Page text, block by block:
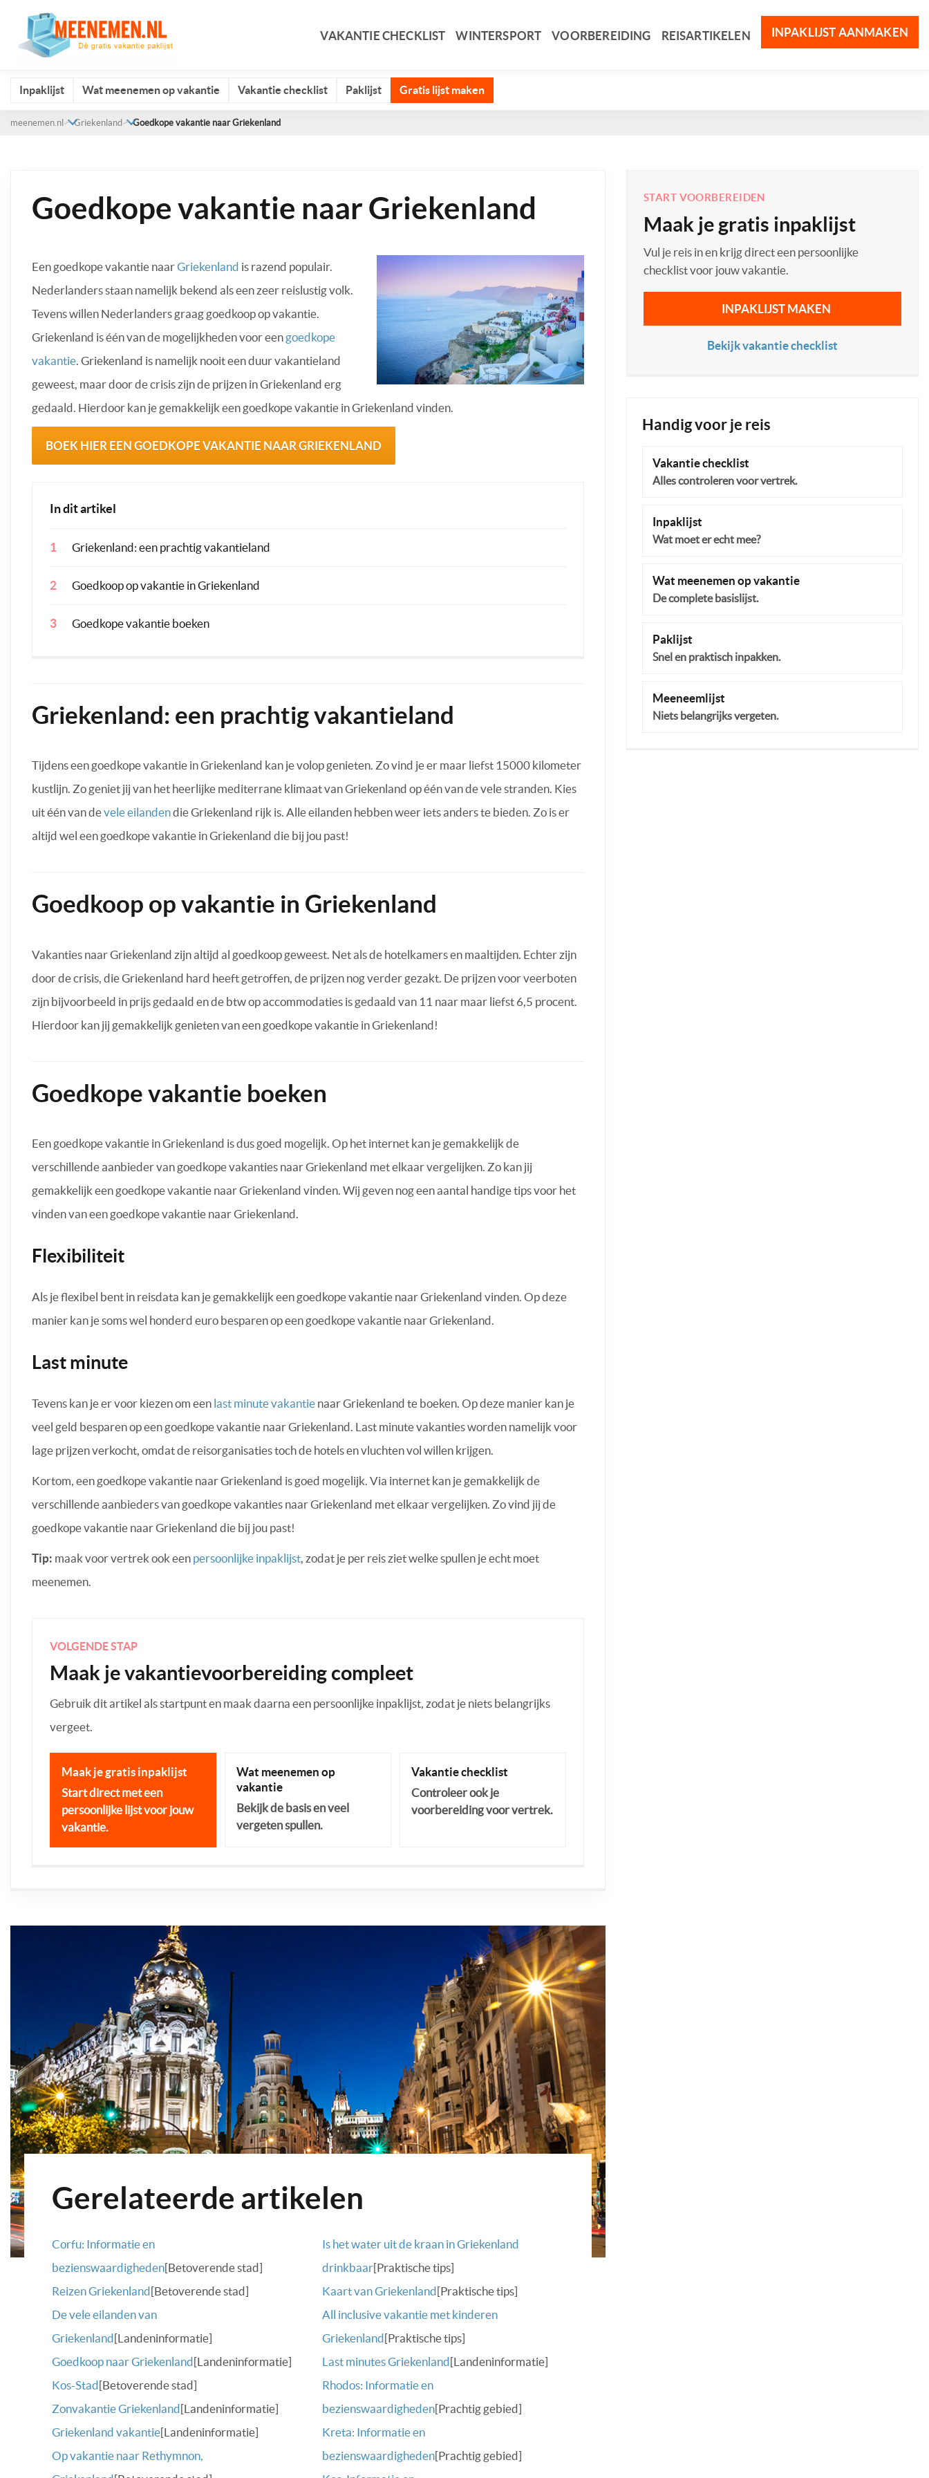
VAKANTIE CHECKLIST WINTERSPORT VOORBEREIDING REISARTIKELEN INPAKLIJST AANMAKEN
Inpaklijst Wat meenemen op vakantie Vakantie checklist Paklijst Gratis lijst maken
meenemen.nl Griekenland Goedkope vakantie naar Griekenland
Goedkope vakantie naar Griekenland
Een goedkope vakantie naarGriekenland is razend populair.
Nederlanders staan namelijk bekend als een zeer reislustig volk.
Tevens willen Nederlanders graag goedkoop op vakantie.
Griekenland is één van de mogelijkheden voor een goedkope
vakantie . Griekenland is namelijk nooit een duur vakantieland
geweest, maar door de crisis zijn de prijzen in Griekenland erg
gedaald. Hierdoor kan je gemakkelijk een goedkope vakantie in Griekenland vinden.
BOEK HIER EEN GOEDKOPE VAKANTIE NAAR GRIEKENLAND
In dit artikel
Griekenland: een prachtig vakantieland
Goedkoop op vakantie in Griekenland
Goedkope vakantie boeken
Griekenland: een prachtig vakantieland
Tijdens een goedkope vakantie in Griekenland kan je volop genieten. Zo vind je er maar liefst 15000 kilometer
kustlijn. Zo geniet jij van het heerlijke mediterrane klimaat van Griekenland op één van de vele stranden. Kies
uit één van devele eilandendie Griekenland rijk is. Alle eilanden hebben weer iets anders te bieden. Zo is er
altijd wel een goedkope vakantie in Griekenland die bij jou past!
Goedkoop op vakantie in Griekenland
Vakanties naar Griekenland zijn altijd al goedkoop geweest. Net als de hotelkamers en maaltijden. Echter zijn
door de crisis, die Griekenland hard heeft getroffen, de prijzen nog verder gezakt. De prijzen voor veerboten
zijn bijvoorbeeld in prijs gedaald en de btw op accommodaties is gedaald van 11 naar maar liefst 6,5 procent.
Hierdoor kan jij gemakkelijk genieten van een goedkope vakantie in Griekenland!
Goedkope vakantie boeken
Een goedkope vakantie in Griekenland is dus goed mogelijk. Op het internet kan je gemakkelijk de
verschillende aanbieder van goedkope vakanties naar Griekenland met elkaar vergelijken. Zo kan jij
gemakkelijk een goedkope vakantie naar Griekenland vinden. Wij geven nog een aantal handige tips voor het
vinden van een goedkope vakantie naar Griekenland.
Flexibiliteit
Als je flexibel bent in reisdata kan je gemakkelijk een goedkope vakantie naar Griekenland vinden. Op deze
manier kan je soms wel honderd euro besparen op een goedkope vakantie naar Griekenland.
Last minute
Tevens kan je er voor kiezen om een last minute vakantie naar Griekenland te boeken. Op deze manier kan je
veel geld besparen op een goedkope vakantie naar Griekenland. Last minute vakanties worden namelijk voor
lage prijzen verkocht, omdat de reisorganisaties toch de hotels en vluchten vol willen krijgen.
Kortom, een goedkope vakantie naar Griekenland is goed mogelijk. Via internet kan je gemakkelijk de
verschillende aanbieders van goedkope vakanties naar Griekenland met elkaar vergelijken. Zo vind jij de
goedkope vakantie naar Griekenland die bij jou past!
Tip: maak voor vertrek ook een persoonlijke inpaklijst, zodat je per reis ziet welke spullen je echt moet
meenemen.
VOLGENDE STAP
Maak je vakantievoorbereiding compleet
Gebruik dit artikel als startpunt en maak daarna een persoonlijke inpaklijst, zodat je niets belangrijks
vergeet.
Maak je gratis inpaklijst
Start direct met een
persoonlijke lijst voor jouw
vakantie.
Wat meenemen op
vakantie
Bekijk de basis en veel
vergeten spullen.
Vakantie checklist
Controleer ook je
voorbereiding voor vertrek.
Gerelateerde artikelen
Corfu: Informatie en
bezienswaardigheden[Betoverende stad]
Reizen Griekenland [Betoverende stad]
De vele eilanden van
Griekenland [Landeninformatie]
Goedkoop naar Griekenland [Landeninformatie]
Kos-Stad [Betoverende stad]
Zonvakantie Griekenland [Landeninformatie]
Griekenland vakantie[Landeninformatie]
Op vakantie naar Rethymnon,
Is het water uit de kraan in Griekenland
drinkbaar[Praktische tips]
Kaart van Griekenland [Praktische tips]
All inclusive vakantie met kinderen
Griekenland [Praktische tips]
Last minutes Griekenland [Landeninformatie]
Rhodos: Informatie en
bezienswaardigheden[Prachtig gebied]
Kreta: Informatie en
bezienswaardigheden[Prachtig gebied]
START VOORBEREIDEN
Maak je gratis inpaklijst
Vul je reis in en krijg direct een persoonlijke
checklist voor jouw vakantie.
INPAKLIJST MAKEN
Bekijk vakantie checklist
Handig voor je reis
Vakantie checklist
Alles controleren voor vertrek.
Inpaklijst
Wat moet er echt mee?
Wat meenemen op vakantie
De complete basislijst.
Paklijst
Snel en praktisch inpakken.
Meeneemlijst
Niets belangrijks vergeten.